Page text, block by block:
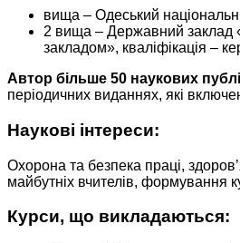
вища – Одеський
2 вища – Державний заклад
закладом», кваліфікація –
Автор більше 50 наукових
періодичних виданнях, які
Наукові інтереси:
Охорона та безпека праці,
майбутніх вчителів, формування
Курси, що викладаються: